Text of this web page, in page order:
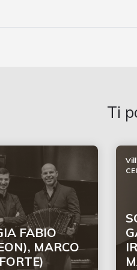
Ti
FABIO
MARCO